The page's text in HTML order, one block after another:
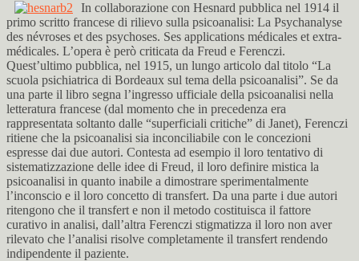
In collaborazione con Hesnard pubblica nel 1914 il
primo scritto francese di rilievo sulla psicoanalisi: La Psychanalyse
des névroses et des psychoses. Ses applications médicales et extra-
médicales. L’opera è però criticata da Freud e Ferenczi.
Quest’ultimo pubblica, nel 1915, un lungo articolo dal titolo “La
scuola psichiatrica di Bordeaux sul tema della psicoanalisi”. Se da
una parte il libro segna l’ingresso ufficiale della psicoanalisi nella
letteratura francese (dal momento che in precedenza era
rappresentata soltanto dalle “superficiali critiche” di Janet), Ferenczi
ritiene che la psicoanalisi sia inconciliabile con le concezioni
espresse dai due autori. Contesta ad esempio il loro tentativo di
sistematizzazione delle idee di Freud, il loro definire mistica la
psicoanalisi in quanto inabile a dimostrare sperimentalmente
l’inconscio e il loro concetto di transfert. Da una parte i due autori
ritengono che il transfert e non il metodo costituisca il fattore
curativo in analisi, dall’altra Ferenczi stigmatizza il loro non aver
rilevato che l’analisi risolve completamente il transfert rendendo
indipendente il paziente.